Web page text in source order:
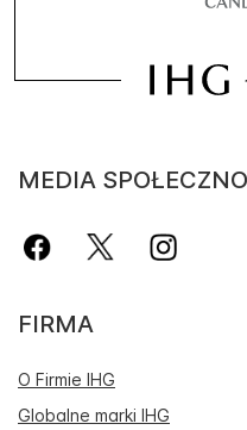
MEDIA
FIRMA
O Firmie IHG
Globalne marki IHG